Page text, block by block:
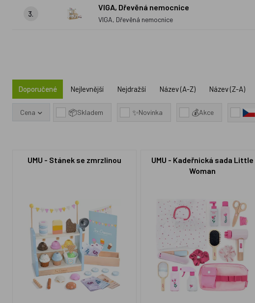
3.
VIGA, Dřevěná nemocnice
VIGA, Dřevěná nemocnice
Doporučené Nejlevnější Nejdražší Název (A-Z) Název (Z-A)
Cena 📦Skladem ✨Novinka 💰Akce
UMU - Stánek se zmrzlinou
UMU - Kadeřnická sada Little
Woman